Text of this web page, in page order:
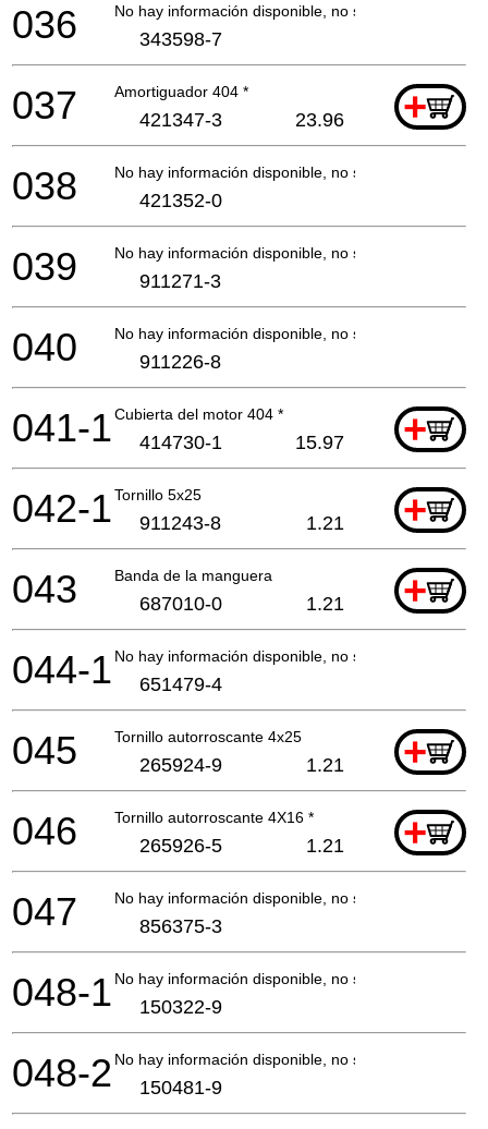
No hay información disponible, no se puede pedir
036 343598-7
Amortiguador 404 * +
037 421347-3 23.96
No hay información disponible, no se puede pedir
038 421352-0
No hay información disponible, no se puede pedir
039 911271-3
No hay información disponible, no se puede pedir
040 911226-8
Cubierta del motor 404 * +
041-1 414730-1 15.97
Tornillo 5x25 +
042-1 911243-8 1.21
Banda de la manguera +
043 687010-0 1.21
No hay información disponible, no se puede pedir
044-1 651479-4
Tornillo autorroscante 4x25 +
045 265924-9 1.21
Tornillo autorroscante 4X16 * +
046 265926-5 1.21
No hay información disponible, no se puede pedir
047 856375-3
No hay información disponible, no se puede pedir
048-1 150322-9
No hay información disponible, no se puede pedir
048-2 150481-9